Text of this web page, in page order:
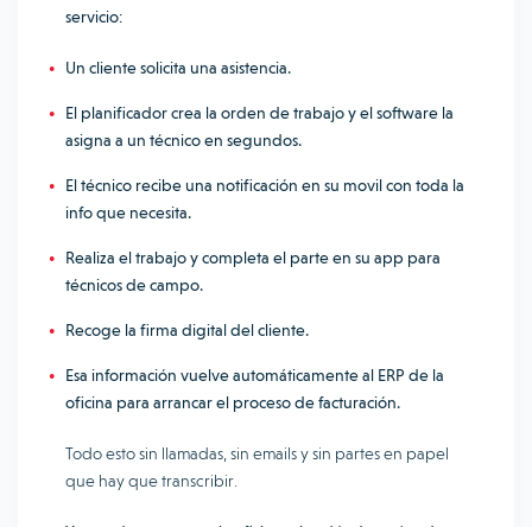
servicio:
Un cliente solicita una asistencia.
El planificador crea la orden de trabajo y el software la
asigna a un técnico en segundos.
El técnico recibe una notificación en su movil con toda la
info que necesita.
Realiza el trabajo y completa el parte en su app para
técnicos de campo.
Recoge la firma digital del cliente.
Esa información vuelve automáticamente al ERP de la
oficina para arrancar el proceso de facturación.
Todo esto sin llamadas, sin emails y sin partes en papel
que hay que transcribir.